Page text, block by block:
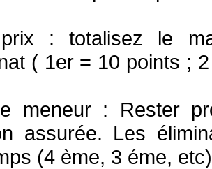
: totalisez le
( 1er = 10 points ;
meneur : Rester
assurée. Les
(4 ème, 3 éme, etc)